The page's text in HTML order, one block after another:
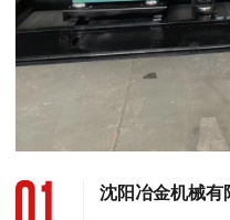
沈阳冶金机械有